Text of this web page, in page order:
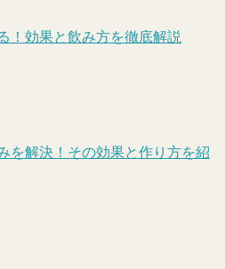
！効果と飲み方を徹底解説
を解決！その効果と作り方を紹